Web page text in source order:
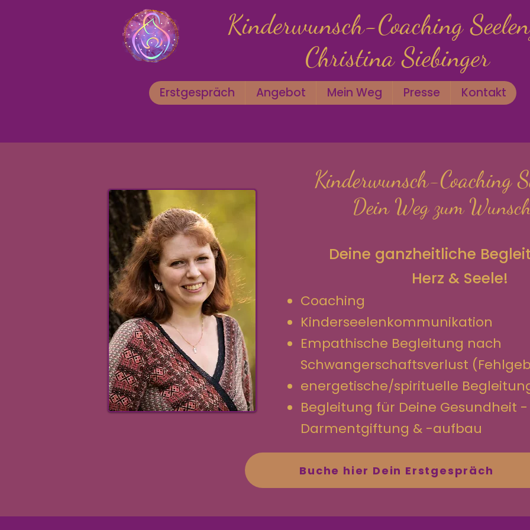
Kinderwunsch-Coaching
Christina Siebinger
Erstgespräch Angebot Mein Weg Presse Kontakt
Kinderwunsch-Coaching
Deine ganzheitliche
Herz & Seele!​
Coaching
Kinderseelenkommunikation
Empathische Begleitung nach
Schwangerschaftsverlust
energetische/spirituelle
Begleitung für Deine Gesundheit -
Darmentgiftung & -aufbau
Dein Weg zum
Buche hier Dein Erstgespräch